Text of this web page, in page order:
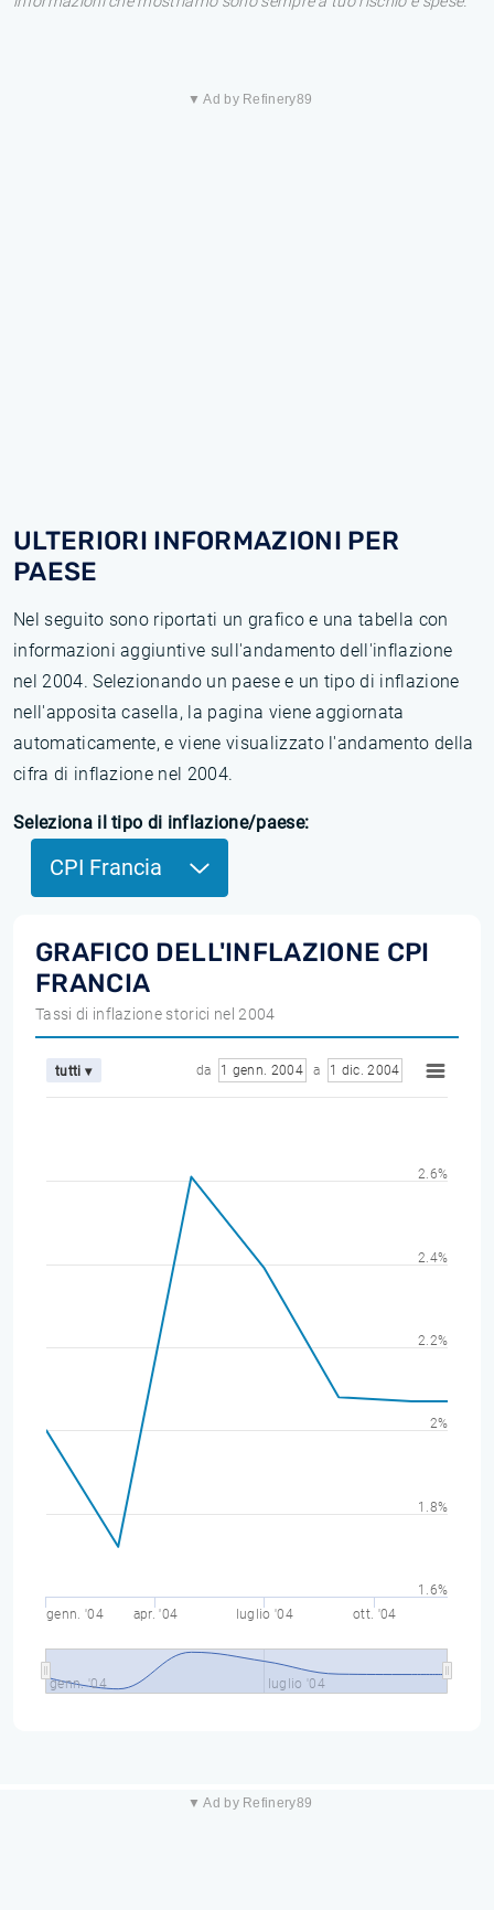
▼ Ad by Refinery89
ULTERIORI INFORMAZIONI PER
PAESE
Nel seguito sono riportati un grafico e una tabella con
informazioni aggiuntive sull'andamento dell'inflazione
nel 2004. Selezionando un paese e un tipo di inflazione
nell'apposita casella, la pagina viene aggiornata
automaticamente, e viene visualizzato l'andamento della
cifra di inflazione nel 2004.
Seleziona il tipo di inflazione/paese:
CPI Francia
GRAFICO DELL'INFLAZIONE CPI
FRANCIA
Tassi di inflazione storici nel 2004
tutti ▾ da 1 genn. 2004 a 1 dic. 2004
genn. '04 apr. '04 luglio '04 ott. '04
genn. '04 luglio '04
1.6%
1.8%
2%
2.2%
2.4%
2.6%
▼ Ad by Refinery89